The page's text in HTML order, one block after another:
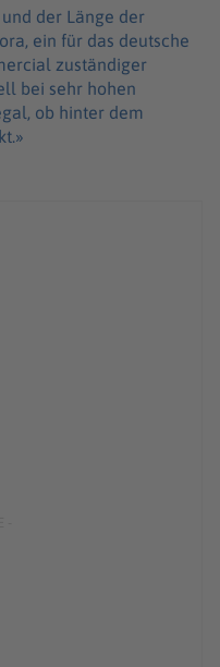
der Länge der
ein für das deutsche
zuständiger
bei sehr hohen
ob hinter dem